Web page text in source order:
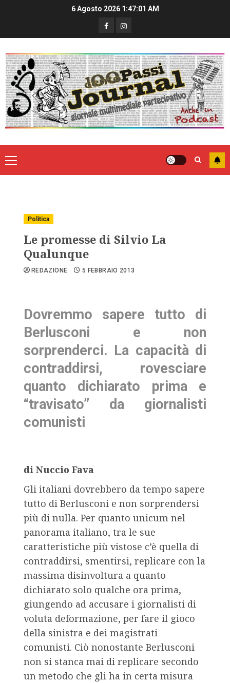
6 Agosto 2026 1:47:02 AM
Politica
Le promesse di Silvio La
Qualunque
REDAZIONE 5 FEBBRAIO 2013
Dovremmo sapere tutto di
Berlusconi e non
sorprenderci. La capacità di
contraddirsi, rovesciare
quanto dichiarato prima e
“travisato” da giornalisti
comunisti
di Nuccio Fava
Gli italiani dovrebbero da tempo sapere
tutto di Berlusconi e non sorprendersi
più di nulla. Per quanto unicum nel
panorama italiano, tra le sue
caratteristiche più vistose c’è quella di
contraddirsi, smentirsi, replicare con la
massima disinvoltura a quanto
dichiarato solo qualche ora prima,
giungendo ad accusare i giornalisti di
voluta deformazione, per fare il gioco
della sinistra e dei magistrati
comunisti. Ciò nonostante Berlusconi
non si stanca mai di replicare secondo
un metodo che gli ha in certa misura